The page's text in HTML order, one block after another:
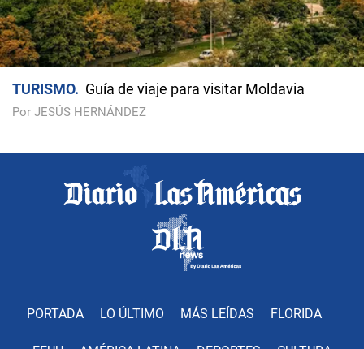
TURISMO Guía de viaje para visitar Moldavia
Por JESÚS HERNÁNDEZ
PORTADA LO ÚLTIMO MÁS LEÍDAS FLORIDA